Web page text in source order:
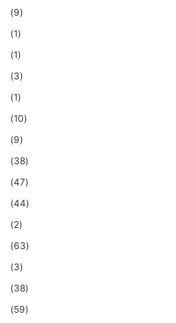
(9)
(1)
(1)
(3)
(1)
(10)
(9)
(38)
(47)
(44)
(2)
(63)
(3)
(38)
(59)